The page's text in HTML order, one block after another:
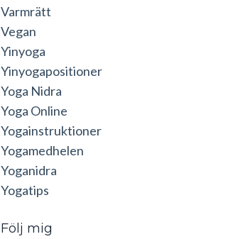
Varmrätt
Vegan
Yinyoga
Yinyogapositioner
Yoga Nidra
Yoga Online
Yogainstruktioner
Yogamedhelen
Yoganidra
Yogatips
Följ mig